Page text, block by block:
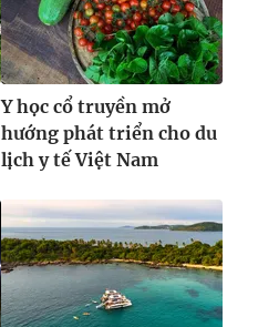
Y học cổ truyền mở
hướng phát triển cho du
lịch y tế Việt Nam